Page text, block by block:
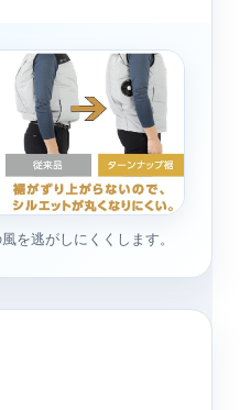
を逃がしにくくします。